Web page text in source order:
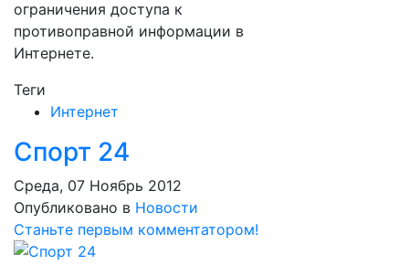
ограничения доступа к
противоправной информации в
Интернете.
Теги
Интернет
Спорт 24
Среда, 07 Ноябрь 2012
Опубликовано в Новости
Станьте первым комментатором!